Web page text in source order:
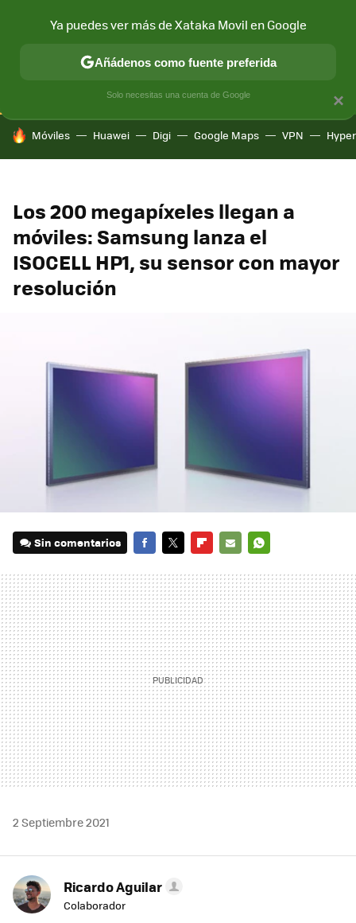
CONECTIVIDAD MÓVIL Y SOCIEDAD APLICACIONES
HOY SE HABLA DE
Móviles Huawei Digi Google Maps VPN
Los 200 megapíxeles llegan a
móviles: Samsung lanza el
ISOCELL HP1, su sensor con mayor
resolución
Sin comentarios
MAIL
2 Septiembre 2021
Ricardo Aguilar
Colaborador
×
Ya puedes ver más de Xataka Movil en Google
Añádenos como fuente preferida
Solo necesitas una cuenta de Google